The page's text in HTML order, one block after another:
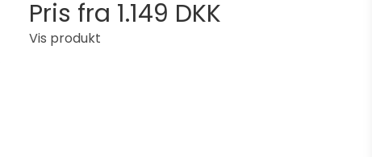
Pris fra 1.149 DKK
Vis produkt